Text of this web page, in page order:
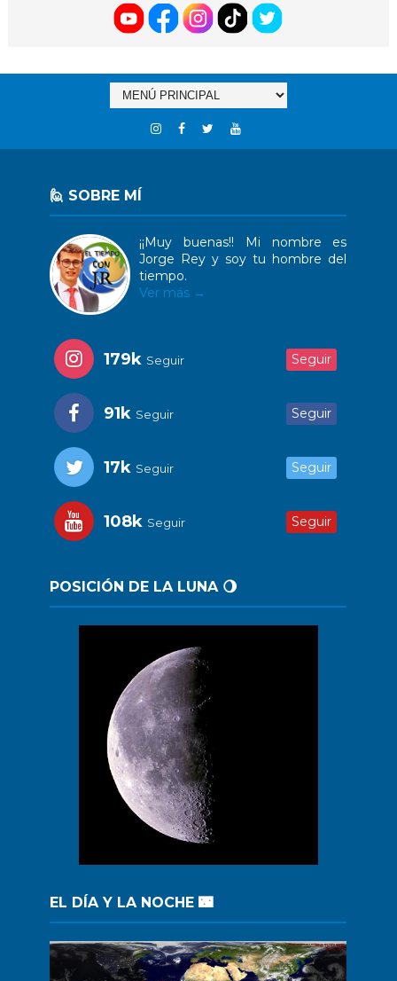
🙋 SOBRE MÍ
¡¡Muy buenas!! Mi nombre es
Jorge Rey y soy tu hombre del
tiempo.
Ver más →
179k Seguir Seguir
91k Seguir Seguir
17k Seguir Seguir
108k Seguir Seguir
POSICIÓN DE LA LUNA 🌖
EL DÍA Y LA NOCHE 🌃